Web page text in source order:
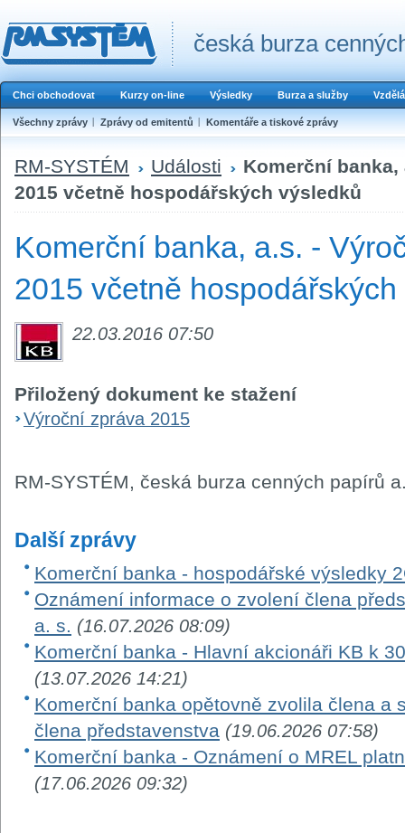
česká burza
Chci obchodovat Kurzy on-line Výsledky Burza a služby
Všechny zprávy Zprávy od emitentů Komentáře a tiskové zprávy
RM-SYSTÉM Události
Komerční
2015 včetně hospodářských výsledků
Komerční banka, a.s. -
2015 včetně
22.03.2016 07:50
Přiložený dokument ke stažení
Výroční zpráva 2015
RM-SYSTÉM, česká burza cenných papírů
Další zprávy
Komerční banka - hospodářské výsledky
Oznámení informace o zvolení člena
a. s. (16.07.2026 08:09)
Komerční banka - Hlavní akcionáři KB k
(13.07.2026 14:21)
Komerční banka opětovně zvolila člena a
člena představenstva (19.06.2026 07:58)
Komerční banka - Oznámení o MREL
(17.06.2026 09:32)